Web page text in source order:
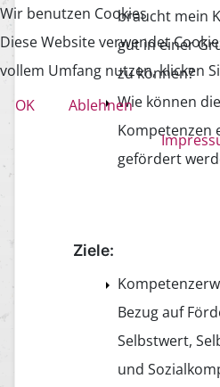
braucht mein
gut in einer
zu können?
Wie können
Kompetenzen
gefördert
Ziele:
Bezug auf
Selbstwert,
und
Wir benutzen Cookies
Diese Website verwendet
vollem Umfang nutzen, klicken
OK
Ablehnen